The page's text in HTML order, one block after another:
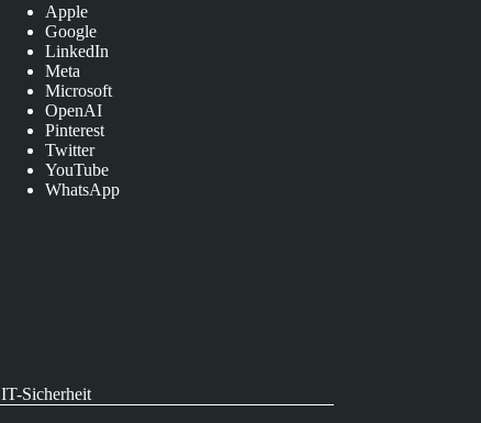
Apple
Google
LinkedIn
Meta
Microsoft
OpenAI
Pinterest
Twitter
YouTube
WhatsApp
IT-Sicherheit